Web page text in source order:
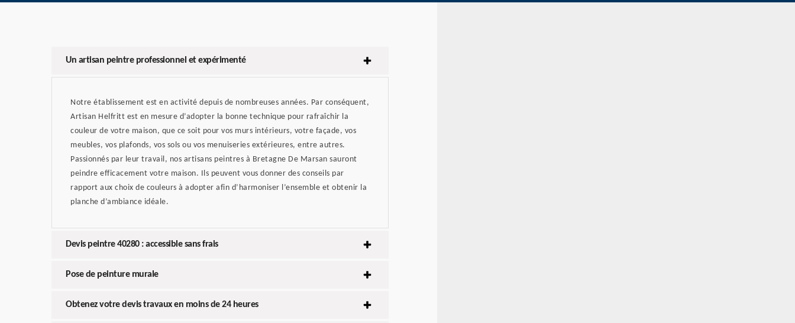
Un artisan peintre professionnel et expérimenté
Notre établissement est en activité depuis de nombreuses années. Par conséquent,
Artisan Helfritt est en mesure d’adopter la bonne technique pour rafraîchir la
couleur de votre maison, que ce soit pour vos murs intérieurs, votre façade, vos
meubles, vos plafonds, vos sols ou vos menuiseries extérieures, entre autres.
Passionnés par leur travail, nos artisans peintres à Bretagne De Marsan sauront
peindre efficacement votre maison. Ils peuvent vous donner des conseils par
rapport aux choix de couleurs à adopter afin d’harmoniser l’ensemble et obtenir la
planche d’ambiance idéale.
Devis peintre 40280 : accessible sans frais
Pose de peinture murale
Obtenez votre devis travaux en moins de 24 heures